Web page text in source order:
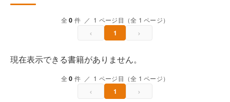
全0 件 ／ 1 ページ目（全 1 ページ）
‹ 1 ›
現在表示できる書籍がありません。
全0 件 ／ 1 ページ目（全 1 ページ）
‹ 1 ›